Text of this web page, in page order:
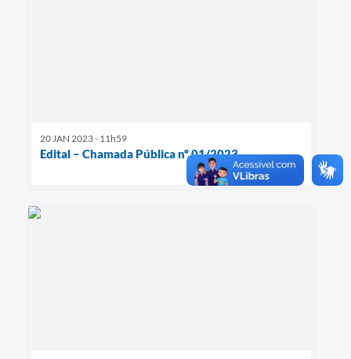
20 JAN 2023 - 11h59
Edital – Chamada Pública nº 01/2023